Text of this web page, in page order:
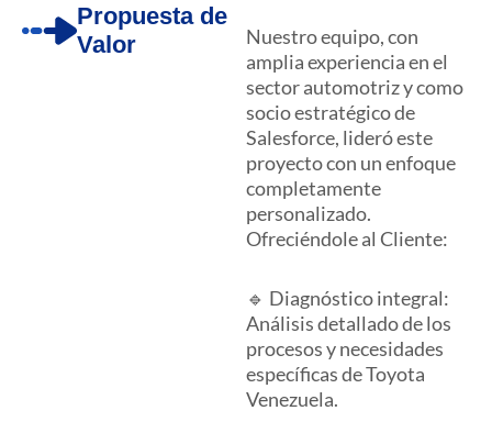
Propuesta de
Valor
Nuestro equipo, con
amplia experiencia en el
sector automotriz y como
socio estratégico de
Salesforce, lideró este
proyecto con un enfoque
completamente
personalizado.
Ofreciéndole al Cliente:
🔹 Diagnóstico integral:
Análisis detallado de los
procesos y necesidades
específicas de Toyota
Venezuela.